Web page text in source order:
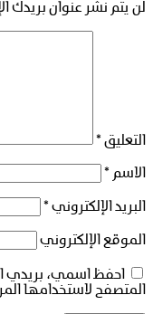
لن يتم نشر عنوان بريدك
التعليق *
الاسم *
البريد الإلكتروني *
الموقع الإلكتروني
احفظ اسمي، بريدي
المتصفح لاستخدامها